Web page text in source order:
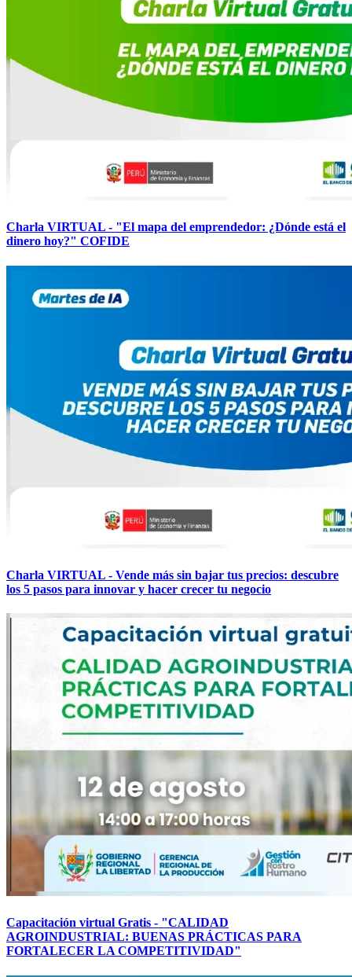
Charla VIRTUAL - "El mapa del emprendedor: ¿Dónde está el
dinero hoy?" COFIDE
Charla VIRTUAL - Vende más sin bajar tus precios: descubre
los 5 pasos para innovar y hacer crecer tu negocio
Capacitación virtual Gratis - "CALIDAD
AGROINDUSTRIAL: BUENAS PRÁCTICAS PARA
FORTALECER LA COMPETITIVIDAD"